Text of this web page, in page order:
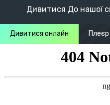
Дивитися До нашої
Дивитися онлайн